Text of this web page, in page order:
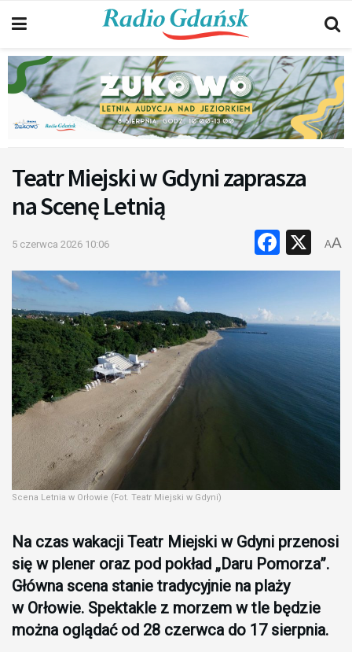
Teatr Miejski w Gdyni zaprasza
na Scenę Letnią
5 czerwca 2026 10:06 X
AA
Scena Letnia w Orłowie (Fot. Teatr Miejski w Gdyni)
Na czas wakacji Teatr Miejski w Gdyni przenosi
się w plener oraz pod pokład „Daru Pomorza”.
Główna scena stanie tradycyjnie na plaży
w Orłowie. Spektakle z morzem w tle będzie
można oglądać od 28 czerwca do 17 sierpnia.